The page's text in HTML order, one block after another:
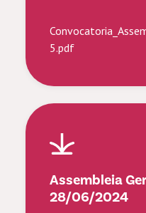
5.pdf
Assembleia
28/06/2024